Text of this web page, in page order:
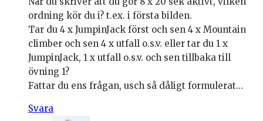
ordning kör du i? t.ex. i första bilden.
Tar du 4 x JumpinJack först och sen 4 x Mountain
climber och sen 4 x utfall o.s.v. eller tar du 1 x
JumpinJack, 1 x utfall o.s.v. och sen tillbaka till
övning 1?
Fattar du ens frågan, usch så dåligt formulerat…
Svara